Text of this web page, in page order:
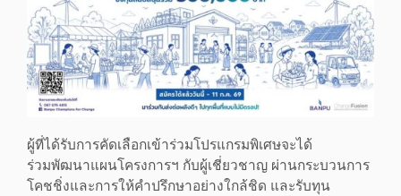
ผู้ที่ได้รับการคัดเลือกเข้าร่วมโปรแกรมพิเศษจะได้
ร่วมพัฒนาแผนโครงการฯ กับผู้เชี่ยวชาญ ผ่านกระบวนการ
โคชชิ่งและการให้คำปรึกษาอย่างใกล้ชิด และรับทุน